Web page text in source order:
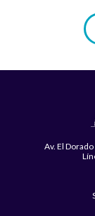
Av. El